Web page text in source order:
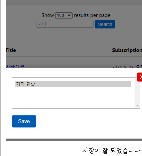
저장이 잘 되었습니다.